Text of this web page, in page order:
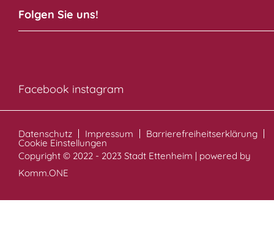
Folgen Sie uns!
Facebook instagram
Datenschutz Impressum Barrierefreiheitserklärung
Cookie Einstellungen
Copyright © 2022 - 2023 Stadt Ettenheim | powered by
Komm.ONE